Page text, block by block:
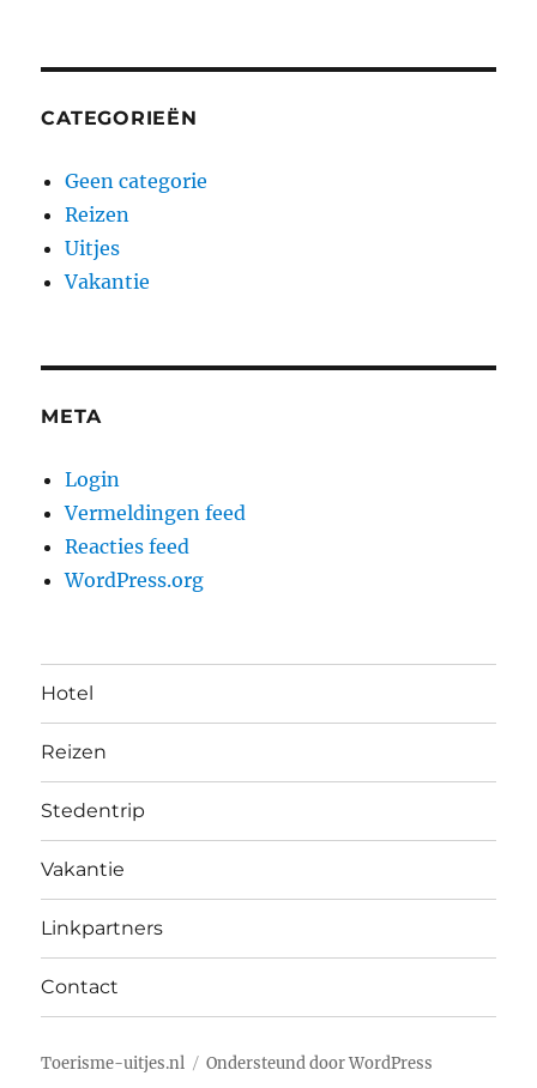
CATEGORIEËN
Geen categorie
Reizen
Uitjes
Vakantie
META
Login
Vermeldingen feed
Reacties feed
WordPress.org
Hotel
Reizen
Stedentrip
Vakantie
Linkpartners
Contact
Toerisme-uitjes.nl Ondersteund door WordPress